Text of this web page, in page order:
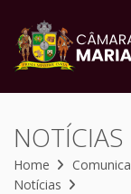
NOTÍCIAS
Home
Notícias